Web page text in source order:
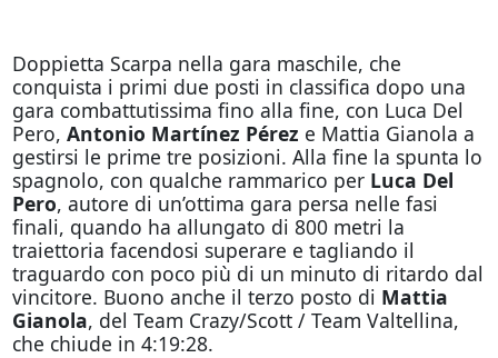
Doppietta Scarpa nella gara maschile, che
conquista i primi due posti in classifica dopo una
gara combattutissima fino alla fine, con Luca Del
Pero, Antonio Martínez Pérez e Mattia Gianola a
gestirsi le prime tre posizioni. Alla fine la spunta lo
spagnolo, con qualche rammarico per Luca Del
Pero, autore di un’ottima gara persa nelle fasi
finali, quando ha allungato di 800 metri la
traiettoria facendosi superare e tagliando il
traguardo con poco più di un minuto di ritardo dal
vincitore. Buono anche il terzo posto di Mattia
Gianola, del Team Crazy/Scott / Team Valtellina,
che chiude in 4:19:28.